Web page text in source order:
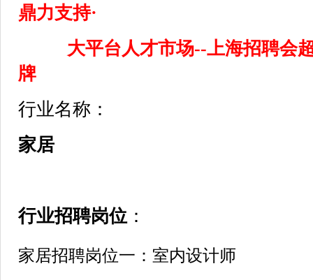
鼎力支持·
大平台人才市场--上海招聘会
牌
行业名称：
家居
行业招聘岗位：
家居招聘岗位一：室内设计师